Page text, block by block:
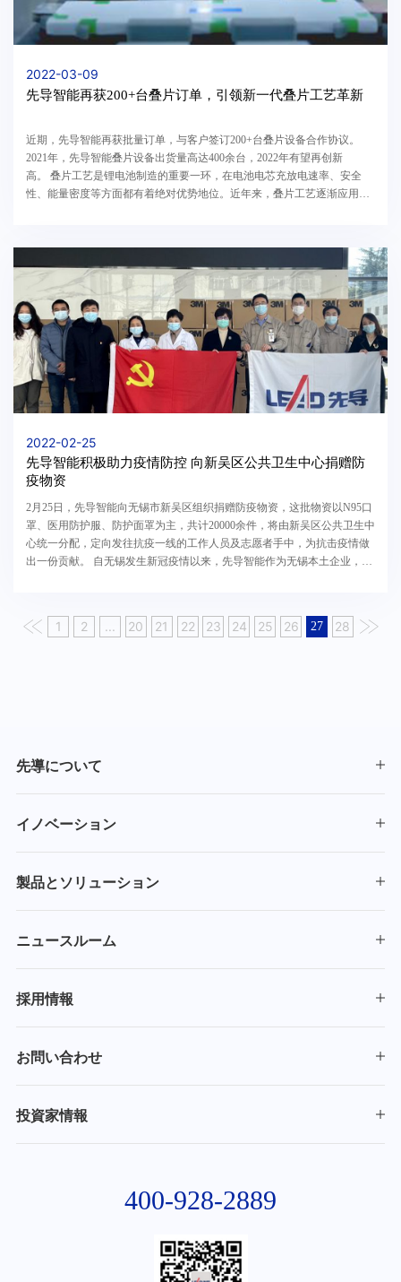
2022-03-09
先导智能再获200+台叠片订单，引领新一代叠片工艺革新
近期，先导智能再获批量订单，与客户签订200+台叠片设备合作协议。
2021年，先导智能叠片设备出货量高达400余台，2022年有望再创新
高。 叠片工艺是锂电池制造的重要一环，在电池电芯充放电速率、安全
性、能量密度等方面都有着绝对优势地位。近年来，叠片工艺逐渐应用于
2022-02-25
先导智能积极助力疫情防控 向新吴区公共卫生中心捐赠防
疫物资
2月25日，先导智能向无锡市新吴区组织捐赠防疫物资，这批物资以N95口
罩、医用防护服、防护面罩为主，共计20000余件，将由新吴区公共卫生中
心统一分配，定向发往抗疫一线的工作人员及志愿者手中，为抗击疫情做
出一份贡献。 自无锡发生新冠疫情以来，先导智能作为无锡本土企业，一
1 2 ... 20 21 22 23 24 25 26 27 28
先導について
イノベーション
製品とソリューション
ニュースルーム
採用情報
お問い合わせ
投資家情報
400-928-2889